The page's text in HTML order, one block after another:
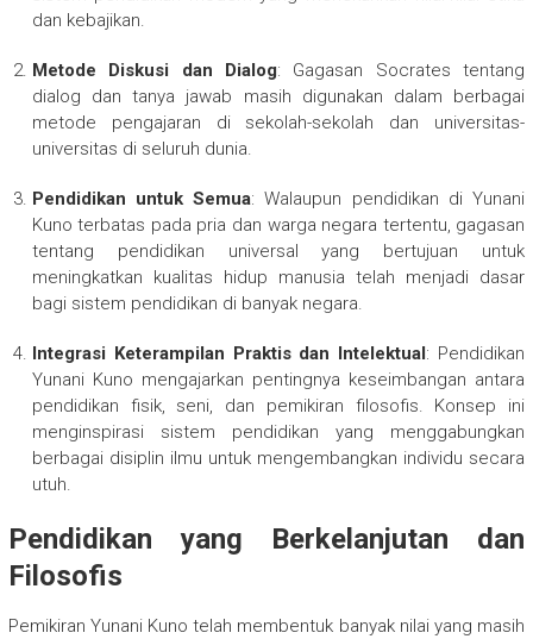
dan kebajikan.
Metode Diskusi dan Dialog: Gagasan Socrates tentang
dialog dan tanya jawab masih digunakan dalam berbagai
metode pengajaran di sekolah-sekolah dan universitas-
universitas di seluruh dunia.
Pendidikan untuk Semua: Walaupun pendidikan di Yunani
Kuno terbatas pada pria dan warga negara tertentu, gagasan
tentang pendidikan universal yang bertujuan untuk
meningkatkan kualitas hidup manusia telah menjadi dasar
bagi sistem pendidikan di banyak negara.
Integrasi Keterampilan Praktis dan Intelektual: Pendidikan
Yunani Kuno mengajarkan pentingnya keseimbangan antara
pendidikan fisik, seni, dan pemikiran filosofis. Konsep ini
menginspirasi sistem pendidikan yang menggabungkan
berbagai disiplin ilmu untuk mengembangkan individu secara
utuh.
Pendidikan yang Berkelanjutan dan
Filosofis
Pemikiran Yunani Kuno telah membentuk banyak nilai yang masih